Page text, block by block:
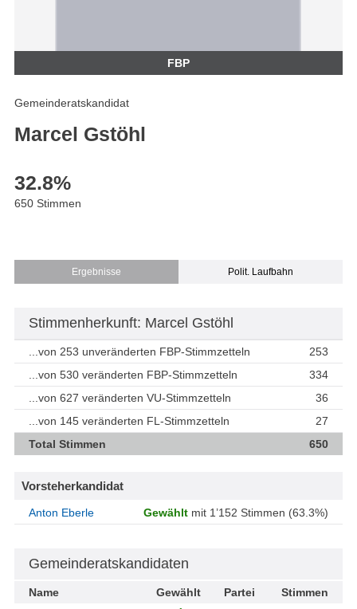
FBP
Gemeinderatskandidat
Marcel Gstöhl
32.8%
650 Stimmen
Ergebnisse Polit. Laufbahn
Stimmenherkunft: Marcel Gstöhl
...von 253 unveränderten FBP-Stimmzetteln
253
...von 530 veränderten FBP-Stimmzetteln
334
...von 627 veränderten VU-Stimmzetteln
36
...von 145 veränderten FL-Stimmzetteln
27
Total Stimmen
650
Vorsteherkandidat
Anton Eberle Gewählt mit 1’152 Stimmen (63.3%)
Gemeinderatskandidaten
Name Gewählt Partei
Stimmen